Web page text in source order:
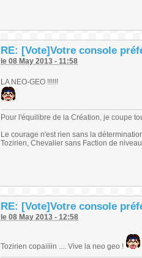
RE: [Vote]Votre console
le 08 May 2013 - 11:58
LA NEO-GEO !!!!!!
Pour l'équilibre de la Création, je coupe
Le courage n'est rien sans la
Tozirien, Chevalier sans Faction de
RE: [Vote]Votre console
le 08 May 2013 - 12:58
Tozirien copaiiiin .... Vive la neo geo !